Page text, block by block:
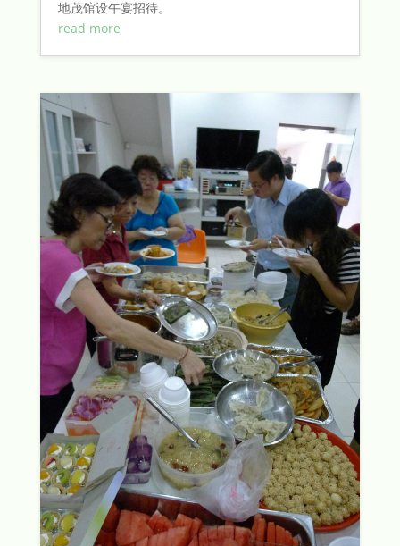
地茂馆设午宴招待。
read more